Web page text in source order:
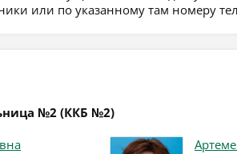
или по указанному там номеру
№2 (ККБ №2)